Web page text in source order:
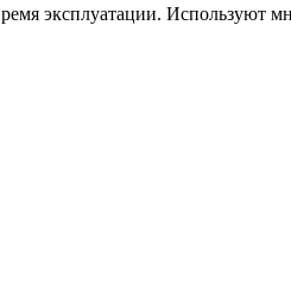
эксплуатации. Используют